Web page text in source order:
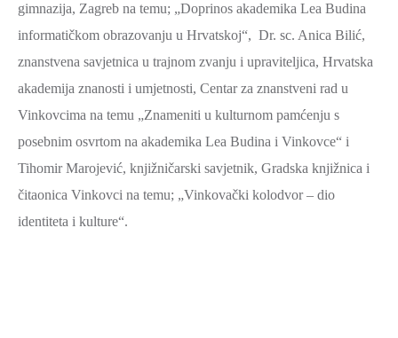
gimnazija, Zagreb na temu; „Doprinos akademika Lea Budina
informatičkom obrazovanju u Hrvatskoj“, Dr. sc. Anica Bilić,
znanstvena savjetnica u trajnom zvanju i upraviteljica, Hrvatska
akademija znanosti i umjetnosti, Centar za znanstveni rad u
Vinkovcima na temu „Znameniti u kulturnom pamćenju s
posebnim osvrtom na akademika Lea Budina i Vinkovce“ i
Tihomir Marojević, knjižničarski savjetnik, Gradska knjižnica i
čitaonica Vinkovci na temu; „Vinkovački kolodvor – dio
identiteta i kulture“.